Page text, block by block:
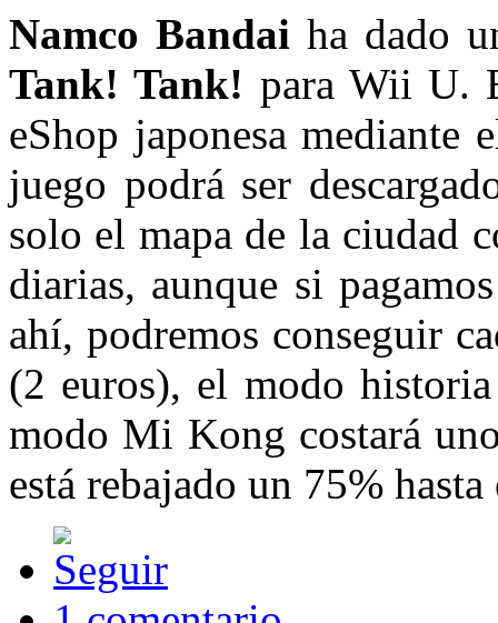
Namco Bandai ha dado
Tank! Tank! para Wii U.
eShop japonesa mediante
juego podrá ser
solo el mapa de la ciudad
diarias, aunque si
ahí, podremos conseguir
(2 euros), el modo
modo Mi Kong costará
está rebajado un 75%